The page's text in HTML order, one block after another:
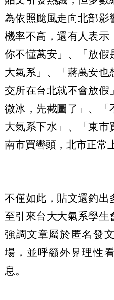
為依照颱風走向北部影
機率不高，還有人表示
你不懂萬安」、「放假
大氣系」、「蔣萬安也
交所在台北就不會放假
微冰，先截圖了」、「
大氣系下水」、「東市
南市買轡頭，北市正常
不僅如此，貼文還釣出
至引來台大大氣系學生
強調文章屬於匿名發
場，並呼籲外界理性
息。